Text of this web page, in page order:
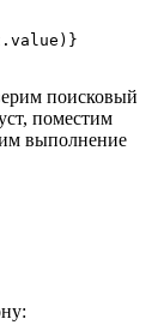
поисковый
поместим
выполнение